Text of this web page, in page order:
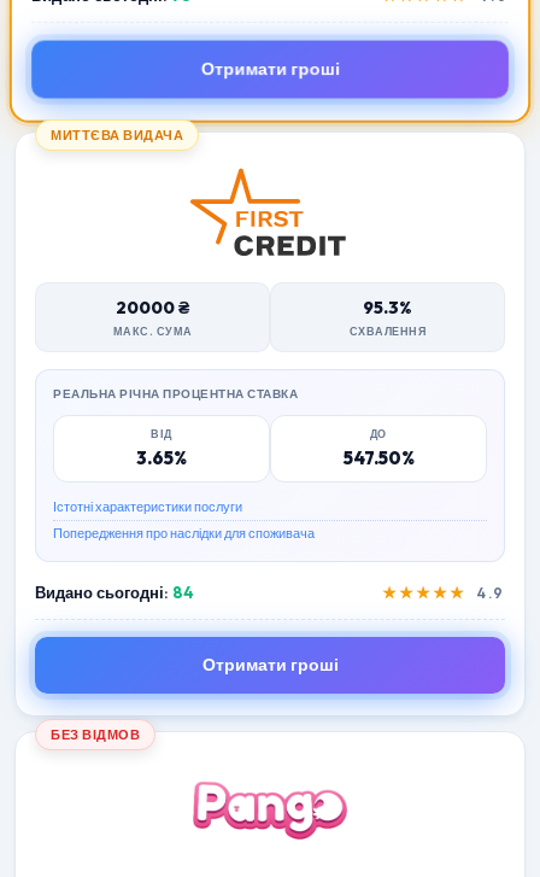
Отримати гроші
МИТТЄВА ВИДАЧА
20000 ₴
МАКС. СУМА
95.3%
СХВАЛЕННЯ
РЕАЛЬНА РІЧНА ПРОЦЕНТНА СТАВКА
ВІД
3.65%
ДО
547.50%
Істотні характеристики послуги
Попередження про наслідки для споживача
Видано сьогодні: 84 ★★★★★ 4.9
Отримати гроші
БЕЗ ВІДМОВ